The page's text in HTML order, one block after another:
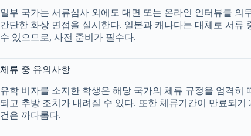
일부 국가는 서류심사 외에도 대면 또는 온라인 인터뷰를
간단한 화상 면접을 실시한다. 일본과 캐나다는 대체로 서
수 있으므로, 사전 준비가 필수다.
체류 중 유의사항
유학 비자를 소지한 학생은 해당 국가의 체류 규정을 엄격
되고 추방 조치가 내려질 수 있다. 또한 체류기간이 만료되
건은 까다롭다.